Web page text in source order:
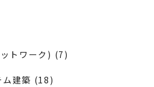
トワーク) (7)
ム建築 (18)